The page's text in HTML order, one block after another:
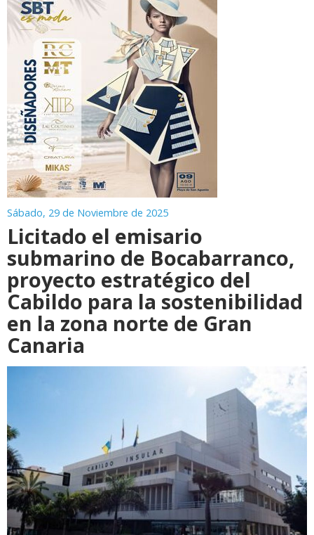
Sábado, 29 de Noviembre de 2025
Licitado el emisario
submarino de Bocabarranco,
proyecto estratégico del
Cabildo para la sostenibilidad
en la zona norte de Gran
Canaria